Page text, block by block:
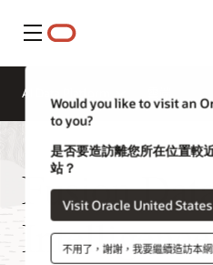
功能表
Would you like to visit an
to you?
是否要造訪離您所在位置較
站？
Visit Oracle United States
不用了，謝謝，我要繼續造訪本
AI Data Platform
Fusion
Intelligence